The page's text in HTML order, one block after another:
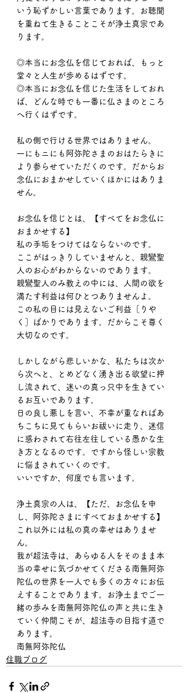
いう恥ずかしい言葉であります。お聴聞
を重ねて生きることこそが浄土真宗であ
ります。
◎本当にお念仏を信じておれば、もっと
堂々と人生が歩めるはずです。
◎本当にお念仏を信じた生活をしておれ
ば、どんな時でも一番に仏さまのところ
へ行くはずです。
私の側で行ける世界ではありません。
一にもニにも阿弥陀さまのおはたらきに
より参らせていただくのです。だからお
念仏におまかせしていくほかにはありま
せん。
お念仏を信じとは、【すべてをお念仏に
おまかせする】
私の手垢をつけてはならないのです。
ここがはっきりしていませんと、親鸞聖
人のお心がわからないのであります。
親鸞聖人のみ教えの中には、人間の欲を
満たす利益は何ひとつありませんよ。
この私の目には見えないご利益［りや
く］ばかりであります。だからこそ尊く
大切なのです。
しかしながら悲しいかな、私たちは次か
ら次へと、とめどなく湧き出る欲望に押
し流されて、迷いの真っ只中を生きてい
るお互いであります。
日の良し悪しを言い、不幸が重なればあ
ちこちに見てもらいお祓いに走り、迷信
に惑わされて右往左往している愚かな生
き方となるのです。ですから怪しい宗教
に悩まされていくのです。
いいですか、何度でも言います。
浄土真宗の人は、【ただ、お念仏を申
し、阿弥陀さまにすべておまかせする】
これ以外には私の真の幸せはありませ
ん。
我が超法寺は、あらゆる人をそのまま本
当の幸せに気づかせてくださる南無阿弥
陀仏の世界を一人でも多くの方々にお伝
えすることであります。お浄土までご一
緒の歩みを南無阿弥陀仏の声と共に生き
ていく仲間こそが、超法寺の目指す道で
あります。
南無阿弥陀仏
住職ブログ